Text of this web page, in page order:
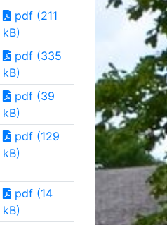
pdf (211
kB)
pdf (335
kB)
pdf (39
kB)
pdf (129
kB)
pdf (14
kB)